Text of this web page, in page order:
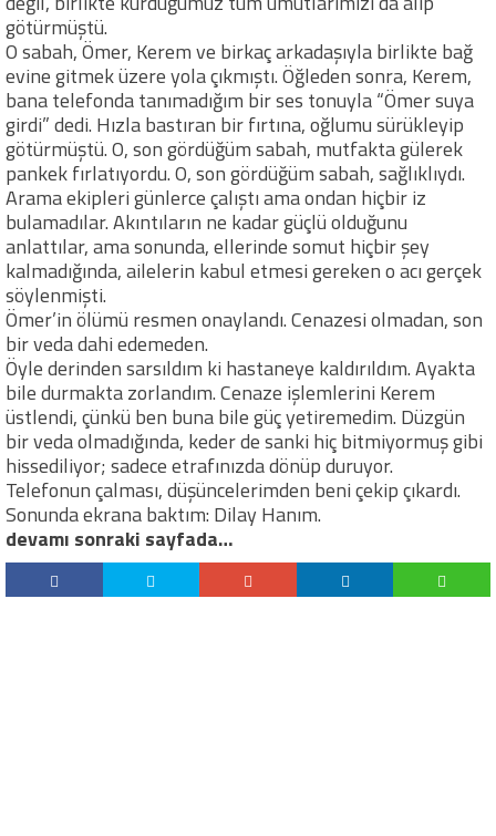
götürmüştü.
O sabah, Ömer, Kerem ve birkaç arkadaşıyla birlikte bağ
evine gitmek üzere yola çıkmıştı. Öğleden sonra, Kerem,
bana telefonda tanımadığım bir ses tonuyla “Ömer suya
girdi” dedi. Hızla bastıran bir fırtına, oğlumu sürükleyip
götürmüştü. O, son gördüğüm sabah, mutfakta gülerek
pankek fırlatıyordu. O, son gördüğüm sabah, sağlıklıydı.
Arama ekipleri günlerce çalıştı ama ondan hiçbir iz
bulamadılar. Akıntıların ne kadar güçlü olduğunu
anlattılar, ama sonunda, ellerinde somut hiçbir şey
kalmadığında, ailelerin kabul etmesi gereken o acı gerçek
söylenmişti.
Ömer’in ölümü resmen onaylandı. Cenazesi olmadan, son
bir veda dahi edemeden.
Öyle derinden sarsıldım ki hastaneye kaldırıldım. Ayakta
bile durmakta zorlandım. Cenaze işlemlerini Kerem
üstlendi, çünkü ben buna bile güç yetiremedim. Düzgün
bir veda olmadığında, keder de sanki hiç bitmiyormuş gibi
hissediliyor; sadece etrafınızda dönüp duruyor.
Telefonun çalması, düşüncelerimden beni çekip çıkardı.
Sonunda ekrana baktım: Dilay Hanım.
devamı sonraki sayfada…